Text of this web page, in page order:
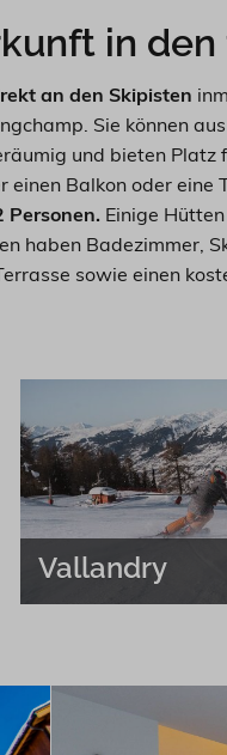
in
an den Skipisten
Sie können
und bieten
Balkon oder
Personen. Einige
haben Badezimmer,
sowie einen
Vallandry